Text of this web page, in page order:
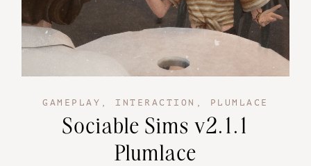
GAMEPLAY ,INTERACTION PLUMLACE
Sociable Sims v2.1.1
Plumlace